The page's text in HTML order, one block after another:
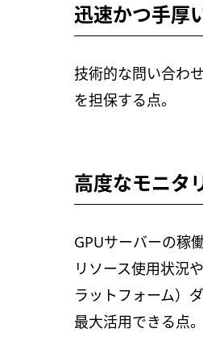
迅速かつ手厚
技術的な問い合わ
を担保する点。
高度なモニタ
GPUサーバーの稼
リソース使用状況
ラットフォーム）
最大活用できる点。